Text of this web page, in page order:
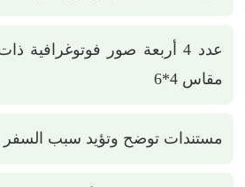
عدد 4 أربعة صور فوتوغرافية
مقاس 4*6
مستندات توضح وتؤيد سبب السفر